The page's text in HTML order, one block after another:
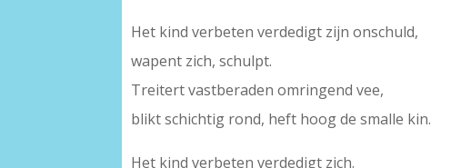
Het kind verbeten verdedigt zijn onschuld,
wapent zich, schulpt.
Treitert vastberaden omringend vee,
blikt schichtig rond, heft hoog de smalle kin.
Het kind verbeten verdedigt zich.